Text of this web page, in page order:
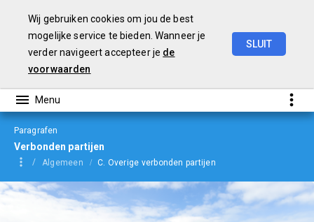
Wij gebruiken cookies om jou de best
mogelijke service te bieden. Wanneer je
verder navigeert accepteer je de
voorwaarden
SLUIT
Paragrafen
Verbonden partijen
Algemeen C. Overige verbonden partijen